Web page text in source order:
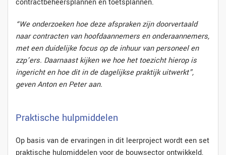
“We onderzoeken hoe deze afspraken zijn doorvertaald
naar contracten van hoofdaannemers en onderaannemers,
met een duidelijke focus op de inhuur van personeel en
zzp’ers. Daarnaast kijken we hoe het toezicht hierop is
ingericht en hoe dit in de dagelijkse praktijk uitwerkt”,
geven Anton en Peter aan.
Praktische hulpmiddelen
Op basis van de ervaringen in dit leerproject wordt een set
praktische hulpmiddelen voor de bouwsector ontwikkeld,